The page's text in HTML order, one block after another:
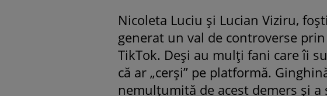
Nicoleta Luciu și Lucian Viziru,
generat un val de controverse
TikTok. Deși au mulți fani care îi
că ar „cerși” pe platformă.
nemulțumită de acest demers și